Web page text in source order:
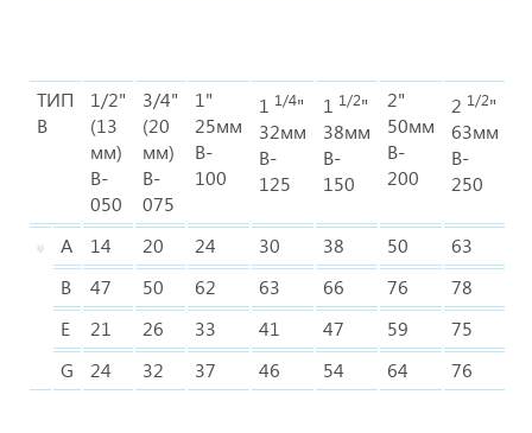
ТИП
B
1/2"
(13
мм)
B-
050
3/4"
(20
мм)
B-
075
1"
25мм
B-
100
1 1/4"
32мм
B-
125
1 1/2"
38мм
B-
150
2"
50мм
B-
200
2 1/2"
63мм
B-
250
A 14 20 24 30 38 50 63
B
47 50 62 63 66 76 78
E
21 26 33 41 47 59 75
G
24 32 37 46 54 64 76